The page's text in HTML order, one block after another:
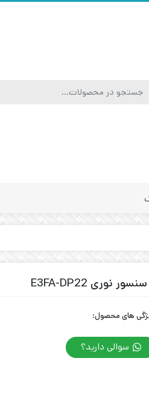
سنسور نوری E3FA-DP22
های محصول:
سوالی دارید؟